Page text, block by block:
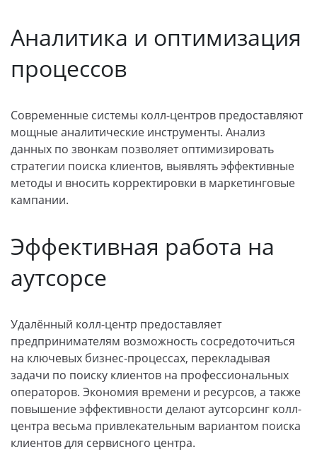
Аналитика и оптимизация
процессов
Современные системы колл-центров предоставляют
мощные аналитические инструменты. Анализ
данных по звонкам позволяет оптимизировать
стратегии поиска клиентов, выявлять эффективные
методы и вносить корректировки в маркетинговые
кампании.
Эффективная работа на
аутсорсе
Удалённый колл-центр предоставляет
предпринимателям возможность сосредоточиться
на ключевых бизнес-процессах, перекладывая
задачи по поиску клиентов на профессиональных
операторов. Экономия времени и ресурсов, а также
повышение эффективности делают аутсорсинг колл-
центра весьма привлекательным вариантом поиска
клиентов для сервисного центра.